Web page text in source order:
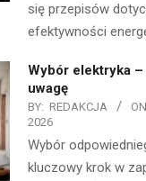
się przepisów
efektywności
Wybór elektryka
uwagę
BY: REDAKCJA
2026
Wybór
kluczowy krok w